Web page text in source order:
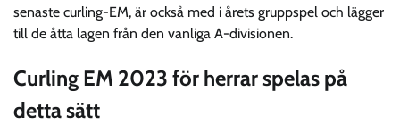
senaste curling-EM, är också med i årets gruppspel och lägger
till de åtta lagen från den vanliga A-divisionen.
Curling EM 2023 för herrar spelas på
detta sätt